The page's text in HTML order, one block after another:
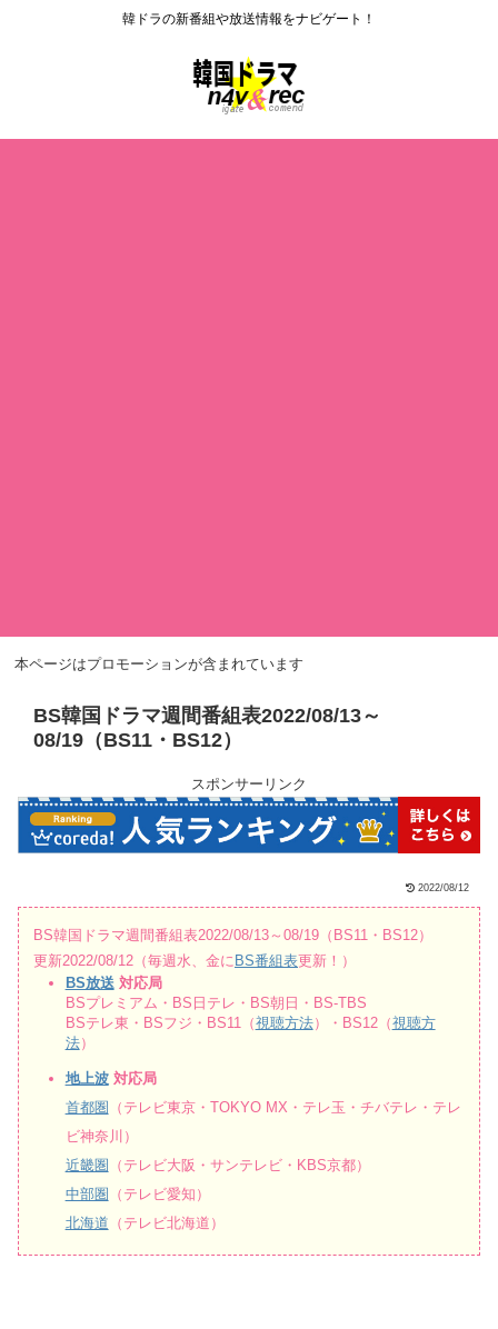
韓ドラの新番組や放送情報をナビゲート！
本ページはプロモーションが含まれています
BS韓国ドラマ週間番組表2022/08/13～
08/19（BS11・BS12）
スポンサーリンク
2022/08/12
BS韓国ドラマ週間番組表2022/08/13～08/19（BS11・BS12）
更新2022/08/12（毎週水、金に BS番組表更新！）
BS放送 対応局
BSプレミアム・BS日テレ・BS朝日・BS-TBS
BSテレ東・BSフジ・BS11（視聴方法）・BS12（視聴方
法）
地上波対応局
首都圏 （テレビ東京・TOKYO MX・テレ玉・チバテレ・テレ
ビ神奈川）
近畿圏 （テレビ大阪・サンテレビ・KBS京都）
中部圏 （テレビ愛知）
北海道 （テレビ北海道）